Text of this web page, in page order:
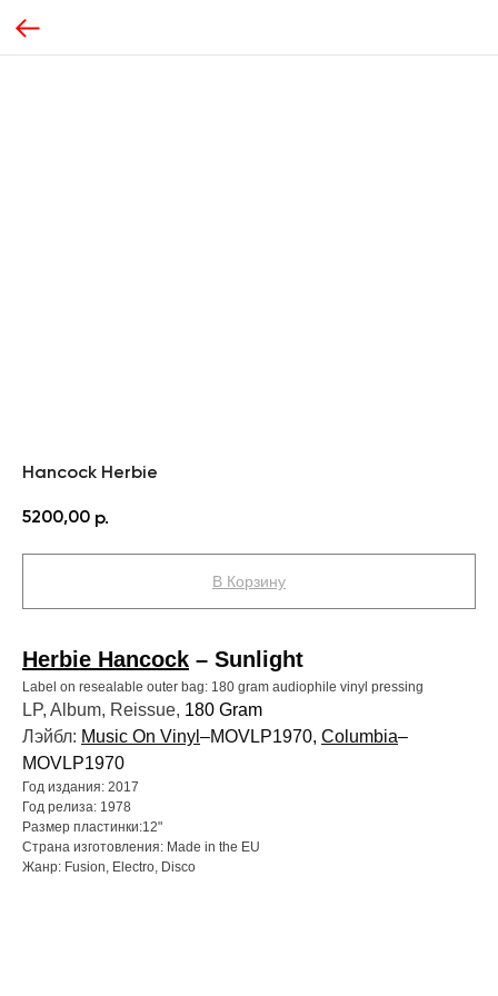
Hancock Herbie
5200,00 р.
В Корзину
Herbie Hancock – Sunlight
Label on resealable outer bag: 180 gram audiophile vinyl pressing
LP, Album, Reissue, 180 Gram
Лэйбл: Music On Vinyl –MOVLP1970, Columbia–
MOVLP1970
Год издания: 2017
Год релиза: 1978
Размер пластинки:12"
Страна изготовления: Made in the EU
Жанр: Fusion, Electro, Disco